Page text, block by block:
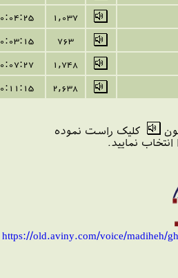
1,037
0:04:25
763
0:03: 15
1,748
0:07:27
2,638
0: 11 : 15
کلیک راست نموده
https://old.aviny.com/voice/madiheh/